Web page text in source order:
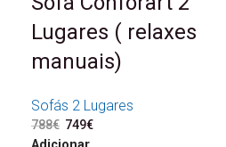
Lugares ( relaxes
manuais)
Sofás 2 Lugares
788€ O preço original era:
788€.
749€